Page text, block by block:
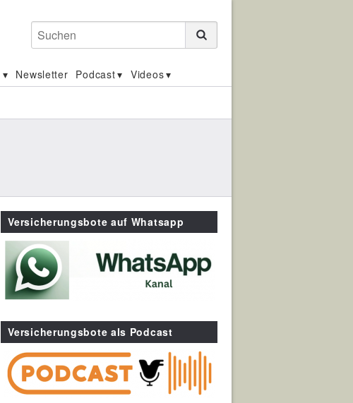
Suchen
Newsletter Podcast Videos
Versicherungsbote auf Whatsapp
Versicherungsbote als Podcast